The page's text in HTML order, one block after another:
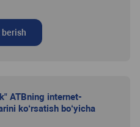
berish
ATBning internet-
ko‘rsatish bo‘yicha